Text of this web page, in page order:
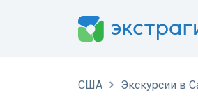
США Экскурсии в